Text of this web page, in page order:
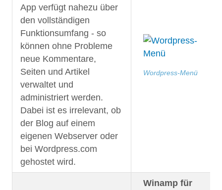
App verfügt nahezu über
den vollständigen
Funktionsumfang - so
können ohne Probleme
neue Kommentare,
Seiten und Artikel
verwaltet und
administriert werden.
Dabei ist es irrelevant, ob
der Blog auf einem
eigenen Webserver oder
bei Wordpress.com
gehostet wird.
Wordpress-Menü
Winamp für